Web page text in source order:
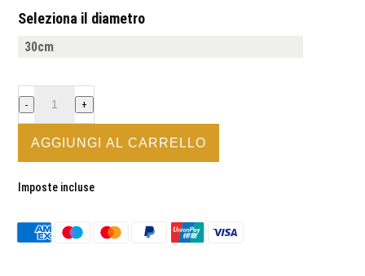
Seleziona il diametro
POLIZIA
-
DA
IN
QUANTITÀ
- +
AGGIUNGI AL CARRELLO
Imposte incluse